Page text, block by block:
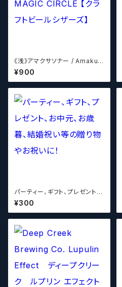
《浅》アマクサソナー / Amakus
a sonar MAGIC CIRCLE 【ク
ラフトビールシザーズ】
¥900
パーティー、ギフト、プレゼント、
お中元、お歳暮、結婚祝い等の
贈り物やお祝いに！
¥300